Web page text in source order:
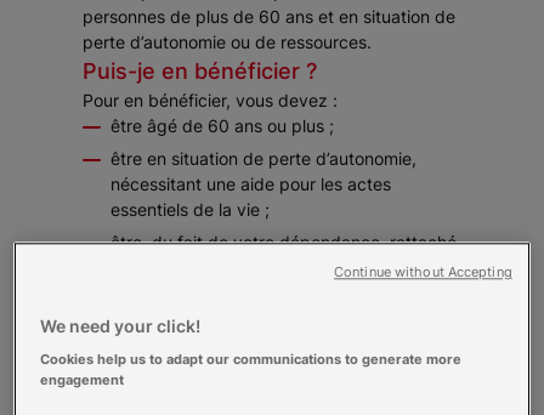
personnes de plus de 60 ans et en situation de
perte d’autonomie ou de ressources.
Puis-je en bénéficier ?
Pour en bénéficier, vous devez :
être âgé de 60 ans ou plus ;
être en situation de perte d’autonomie,
nécessitant une aide pour les actes
essentiels de la vie ;
être, du fait de votre dépendance, rattaché
à l’un des groupes 1 à 4 de la grille nationale
résider en France ou dans un département
d'Outre-mer.
Vous êtes de nationalité étrangère ? Vous
We need your click!
Cookies help us to adapt our communications to generate more
engagement
Continue without Accepting